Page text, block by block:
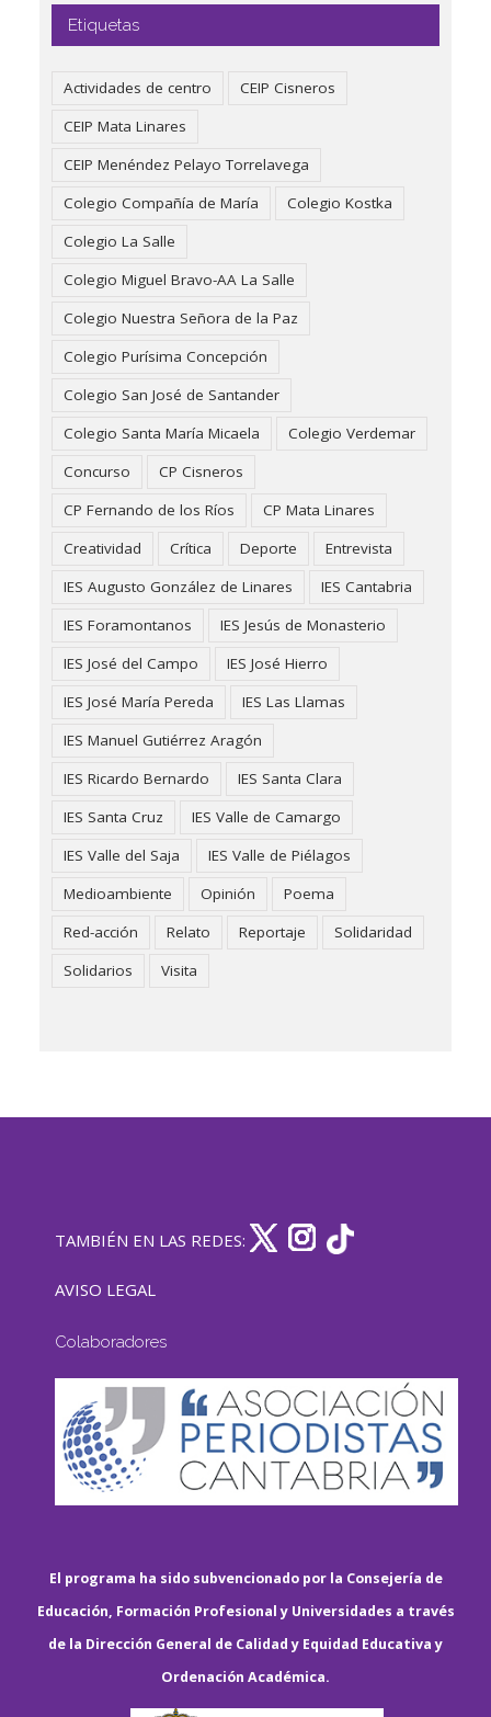
Etiquetas
Actividades de centro
CEIP Cisneros
CEIP Mata Linares
CEIP Menéndez Pelayo Torrelavega
Colegio Compañía de María
Colegio Kostka
Colegio La Salle
Colegio Miguel Bravo-AA La Salle
Colegio Nuestra Señora de la Paz
Colegio Purísima Concepción
Colegio San José de Santander
Colegio Santa María Micaela
Colegio Verdemar
Concurso
CP Cisneros
CP Fernando de los Ríos
CP Mata Linares
Creatividad
Crítica Deporte
Entrevista
IES Augusto González de Linares
IES Cantabria
IES Foramontanos
IES Jesús de Monasterio
IES José del Campo
IES José Hierro
IES José María Pereda
IES Las Llamas
IES Manuel Gutiérrez Aragón
IES Ricardo Bernardo
IES Santa Clara
IES Santa Cruz
IES Valle de Camargo
IES Valle del Saja
IES Valle de Piélagos
Medioambiente
Opinión
Poema
Red-acción
Relato Reportaje
Solidaridad
Solidarios
Visita
TAMBIÉN EN LAS REDES:
AVISO LEGAL
Colaboradores
El programa ha sido subvencionado por la Consejería de
Educación, Formación Profesional y Universidades a través
de la Dirección General de Calidad y Equidad Educativa y
Ordenación Académica.